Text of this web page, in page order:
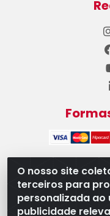
O nosso site
terceiros para
personalizada ao
publicidade
WB
08.528.393/0001-
Oeste